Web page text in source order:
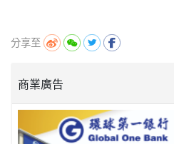
分享至
商業廣告